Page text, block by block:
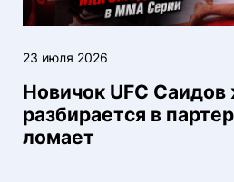
23 июля 2026
Новичок UFC Саидов
разбирается в
ломает